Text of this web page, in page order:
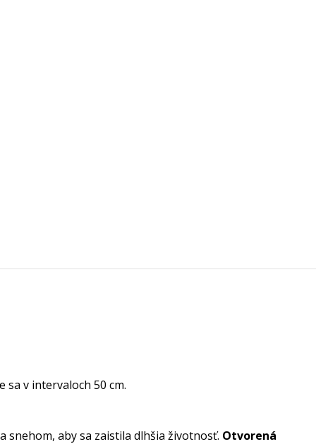
sa v intervaloch 50 cm.
snehom, aby sa zaistila dlhšia životnosť. Otvorená